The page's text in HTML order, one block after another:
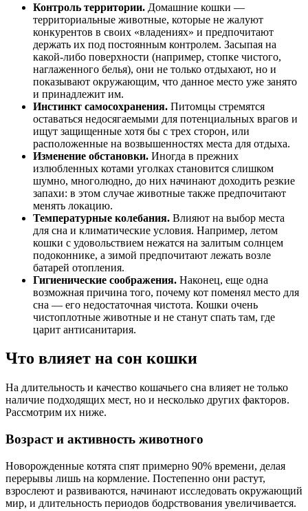
Контроль территории. Домашние кошки —
территориальные животные, которые не жалуют
конкурентов в своих «владениях» и предпочитают
держать их под постоянным контролем. Засыпая на
какой-либо поверхности (например, стопке чистого,
наглаженного белья), они не только отдыхают, но и
показывают окружающим, что данное место уже занято
и принадлежит им.
Инстинкт самосохранения. Питомцы стремятся
оставаться недосягаемыми для потенциальных врагов и
ищут защищенные хотя бы с трех сторон, или
расположенные на возвышенностях места для отдыха.
Изменение обстановки. Иногда в прежних
излюбленных котами уголках становится слишком
шумно, многолюдно, до них начинают доходить резкие
запахи: в этом случае животные также предпочитают
менять локацию.
Температурные колебания. Влияют на выбор места
для сна и климатические условия. Например, летом
кошки с удовольствием нежатся на залитым солнцем
подоконнике, а зимой предпочитают лежать возле
батарей отопления.
Гигиенические соображения. Наконец, еще одна
возможная причина того, почему кот поменял место для
сна — его недостаточная чистота. Кошки очень
чистоплотные животные и не станут спать там, где
царит антисанитария.
Что влияет на сон кошки
На длительность и качество кошачьего сна влияет не только
наличие подходящих мест, но и несколько других факторов.
Рассмотрим их ниже.
Возраст и активность животного
Новорожденные котята спят примерно 90% времени, делая
перерывы лишь на кормление. Постепенно они растут,
взрослеют и развиваются, начинают исследовать окружающий
мир, и длительность периодов бодрствования увеличивается.